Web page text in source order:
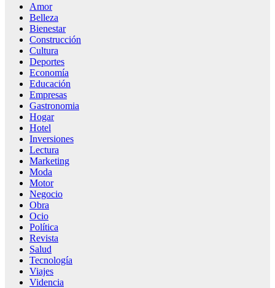
Amor
Belleza
Bienestar
Construcción
Cultura
Deportes
Economía
Educación
Empresas
Gastronomia
Hogar
Hotel
Inversiones
Lectura
Marketing
Moda
Motor
Negocio
Obra
Ocio
Política
Revista
Salud
Tecnología
Viajes
Videncia